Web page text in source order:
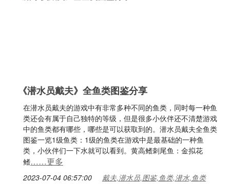
《潜水员戴夫》全鱼类图鉴分享
在潜水员戴夫的游戏中有非常多种不同的鱼类，同时每一种鱼
类还会有属于自己独特的等级，但是很多小伙伴还不清楚游戏
中的鱼类都有哪些，哪些是可以获取到的。潜水员戴夫全鱼类
图鉴一览1级鱼类：1级的鱼类在游戏中是最基础的一种鱼
类，小伙伴们一下水就可以看到。黄高鳍刺尾鱼：金拟花
鳍……更多
2023-07-04 06:57:00 戴夫,潜水员,图鉴,鱼类,潜水,鱼类